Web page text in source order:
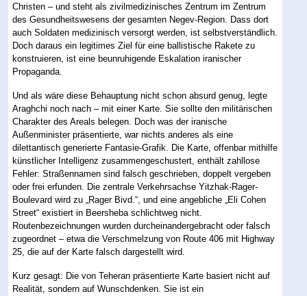
Christen – und steht als zivilmedizinisches Zentrum im Zentrum
des Gesundheitswesens der gesamten Negev-Region. Dass dort
auch Soldaten medizinisch versorgt werden, ist selbstverständlich.
Doch daraus ein legitimes Ziel für eine ballistische Rakete zu
konstruieren, ist eine beunruhigende Eskalation iranischer
Propaganda.
Und als wäre diese Behauptung nicht schon absurd genug, legte
Araghchi noch nach – mit einer Karte. Sie sollte den militärischen
Charakter des Areals belegen. Doch was der iranische
Außenminister präsentierte, war nichts anderes als eine
dilettantisch generierte Fantasie-Grafik. Die Karte, offenbar mithilfe
künstlicher Intelligenz zusammengeschustert, enthält zahllose
Fehler: Straßennamen sind falsch geschrieben, doppelt vergeben
oder frei erfunden. Die zentrale Verkehrsachse Yitzhak-Rager-
Boulevard wird zu „Rager Bivd.“, und eine angebliche „Eli Cohen
Street“ existiert in Beersheba schlichtweg nicht.
Routenbezeichnungen wurden durcheinandergebracht oder falsch
zugeordnet – etwa die Verschmelzung von Route 406 mit Highway
25, die auf der Karte falsch dargestellt wird.
Kurz gesagt: Die von Teheran präsentierte Karte basiert nicht auf
Realität, sondern auf Wunschdenken. Sie ist ein